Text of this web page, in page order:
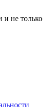
и не только